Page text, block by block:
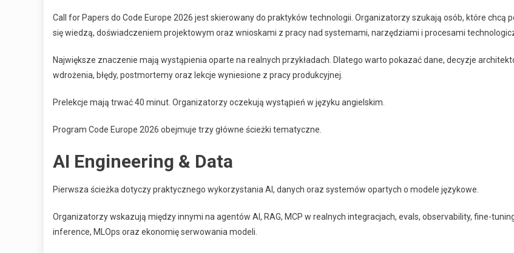
Call for Papers do Code Europe 2026 jest skierowany do praktyków technologii. Organizatorzy szukają osób, które chcą
się wiedzą, doświadczeniem projektowym oraz wnioskami z pracy nad systemami, narzędziami i procesami
Największe znaczenie mają wystąpienia oparte na realnych przykładach. Dlatego warto pokazać dane, decyzje
wdrożenia, błędy, postmortemy oraz lekcje wyniesione z pracy produkcyjnej.
Prelekcje mają trwać 40 minut. Organizatorzy oczekują wystąpień w języku angielskim.
Program Code Europe 2026 obejmuje trzy główne ścieżki tematyczne.
AI Engineering & Data
Pierwsza ścieżka dotyczy praktycznego wykorzystania AI, danych oraz systemów opartych o modele językowe.
Organizatorzy wskazują między innymi na agentów AI, RAG, MCP w realnych integracjach, evals, observability, fine-
inference, MLOps oraz ekonomię serwowania modeli.